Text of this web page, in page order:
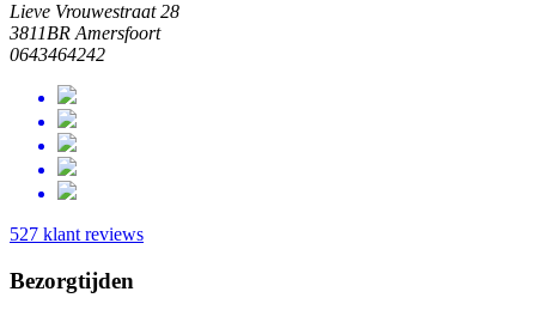
Lieve Vrouwestraat 28
3811BR Amersfoort
0643464242
527 klant reviews
Bezorgtijden